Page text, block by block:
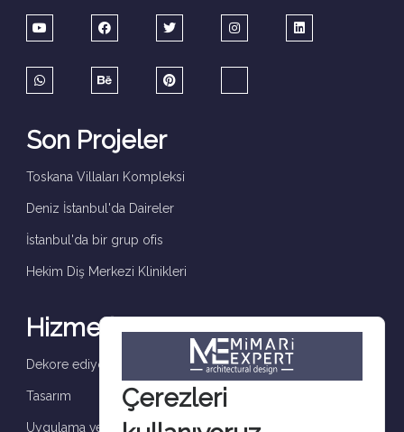
Son Projeler
Toskana Villaları Kompleksi
Deniz İstanbul'da Daireler
İstanbul'da bir grup ofis
Hekim Diş Merkezi Klinikleri
Hizmetler
Dekore ediyoruz ve tamamlıyoruz
Tasarım
Uygulama ve denetim
Çerezleri